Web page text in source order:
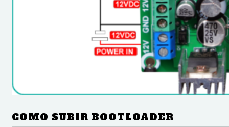
COMO SUBIR BOOTLOADER